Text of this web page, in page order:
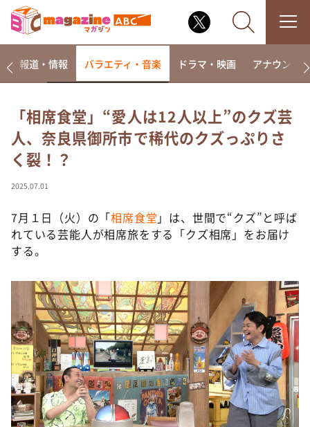
なるみ・岡村の過ぎるTV
相席食堂
これ余談なんですけど・・・
て真剣です
探偵！ナイトスクープ
河合＆A.B.C-Z塚田×福井アナ「なんでやねん！？」
（news おかえり）
DAIGOも台所 ～きょうの献立 何にする？～
本日はダイアンなり！シーズン２
朝だ！生です旅サラダ
教えて！ニュースライブ 正義のミカタ
ＬＩＦＥ～夢のカタチ～
報道・情報 バラエティ・音楽 ドラマ・映画 アナウンサー
「相席食堂」“愛人は12人以上”のクズ芸
人、奈良県御所市で稀代のクズっぷりさ
く裂！？
2025.07.01
7月１日（火）の「相席食堂 」は、世間で“クズ”と呼ば
れている芸能人が相席旅をする「クズ相席」をお届け
する。